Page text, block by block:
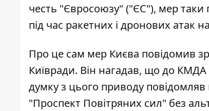
честь "Євросоюзу" ("ЄС"), мер
під час ракетних і дронових атак
Про це сам мер Києва повідомив
Київради. Він нагадав, що до КМДА
думку з цього приводу повідомляв
"Проспект Повітряних сил" без